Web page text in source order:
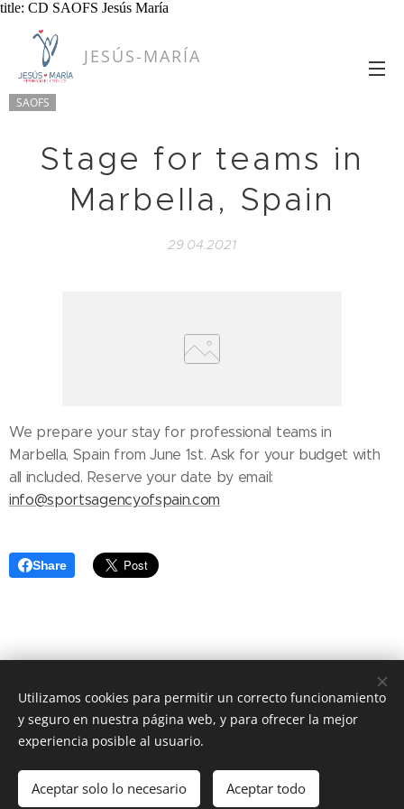
title: CD SAOFS Jesús María
JESÚS-MARÍA
SAOFS
Stage for teams in
Marbella, Spain
29.04.2021
We prepare your stay for professional teams in
Marbella, Spain from June 1st. Ask for your budget with
all included. Reserve your date by email:
info@sportsagencyofspain.com
Share
© 2026 Jesús-María SAOFS
Utilizamos cookies para permitir un correcto funcionamiento
y seguro en nuestra página web, y para ofrecer la mejor
experiencia posible al usuario.
Aceptar solo lo necesario Aceptar todo